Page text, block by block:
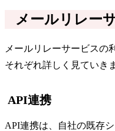
メールリレー
メールリレーサービスの
それぞれ詳しく見ていき
API連携
API連携は、自社の既存